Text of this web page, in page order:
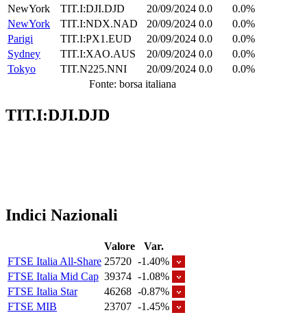
NewYork
TIT.I:DJI.DJD 20/09/2024 0.0
0.0%
NewYork
TIT.I:NDX.NAD 20/09/2024 0.0
0.0%
Parigi
TIT.I:PX1.EUD 20/09/2024 0.0
0.0%
Sydney
TIT.I:XAO.AUS 20/09/2024 0.0
0.0%
Tokyo
TIT.N225.NNI 20/09/2024 0.0
0.0%
Fonte: borsa italiana
TIT.I:DJI.DJD
Indici Nazionali
Valore
Var.
FTSE Italia All-Share 25720 -1.40%
FTSE Italia Mid Cap 39374 -1.08%
FTSE Italia Star
46268 -0.87%
FTSE MIB
23707 -1.45%